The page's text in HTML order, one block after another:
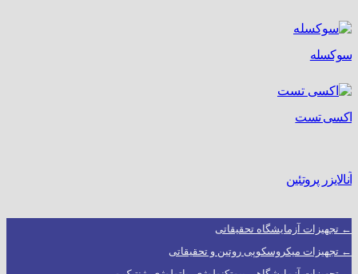
سوکسله
اکسی تست
آنالایزر پروتئین
← تجهیزات آزمایشگاه تحقیقاتی
← تجهیزات میکروسکوپی روتین و تحقیقاتی